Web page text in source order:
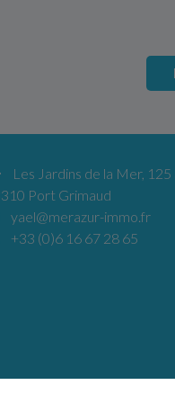
Les Jardins de la Mer,
Port Grimaud
yael@merazur-immo.fr
+33 (0)6 16 67 28 65